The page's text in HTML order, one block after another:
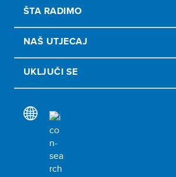
ŠTA RADIMO
NAŠ UTJECAJ
UKLJUČI SE